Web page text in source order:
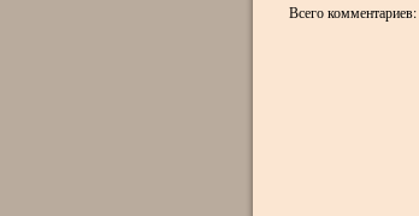
Всего комментариев: